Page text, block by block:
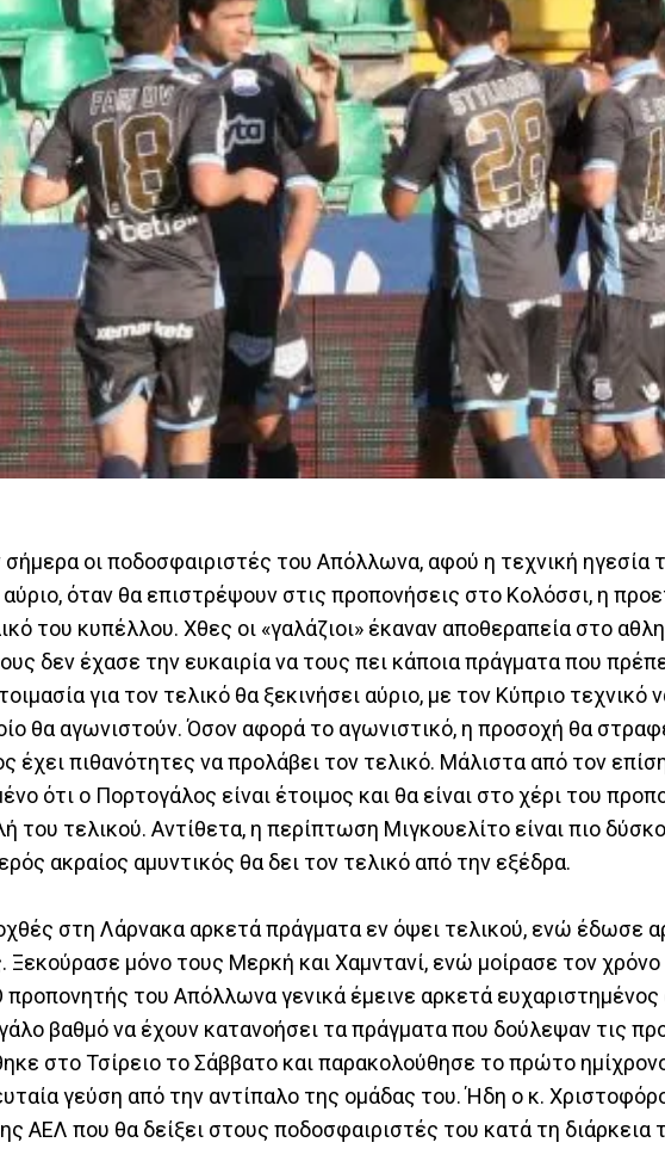
σήμερα οι ποδοσφαιριστές του Απόλλωνα, αφού η τεχνική ηγεσία
όταν θα επιστρέψουν στις προπονήσεις στο Κολόσσι, η
του κυπέλλου. Χθες οι «γαλάζιοι» έκαναν αποθεραπεία στο
δεν έχασε την ευκαιρία να τους πει κάποια πράγματα που
για τον τελικό θα ξεκινήσει αύριο, με τον Κύπριο τεχνικό
θα αγωνιστούν. Όσον αφορά το αγωνιστικό, η προσοχή θα
έχει πιθανότητες να προλάβει τον τελικό. Μάλιστα από τον
ότι ο Πορτογάλος είναι έτοιμος και θα είναι στο χέρι του
του τελικού. Αντίθετα, η περίπτωση Μιγκουελίτο είναι πιο
ακραίος αμυντικός θα δει τον τελικό από την εξέδρα.
στη Λάρνακα αρκετά πράγματα εν όψει τελικού, ενώ έδωσε
μόνο τους Μερκή και Χαμντανί, ενώ μοίρασε τον
του Απόλλωνα γενικά έμεινε αρκετά
βαθμό να έχουν κατανοήσει τα πράγματα που δούλεψαν τις
στο Τσίρειο το Σάββατο και παρακολούθησε το πρώτο
γεύση από την αντίπαλο της ομάδας του. Ήδη ο κ.
ΑΕΛ που θα δείξει στους ποδοσφαιριστές του κατά τη διάρκεια